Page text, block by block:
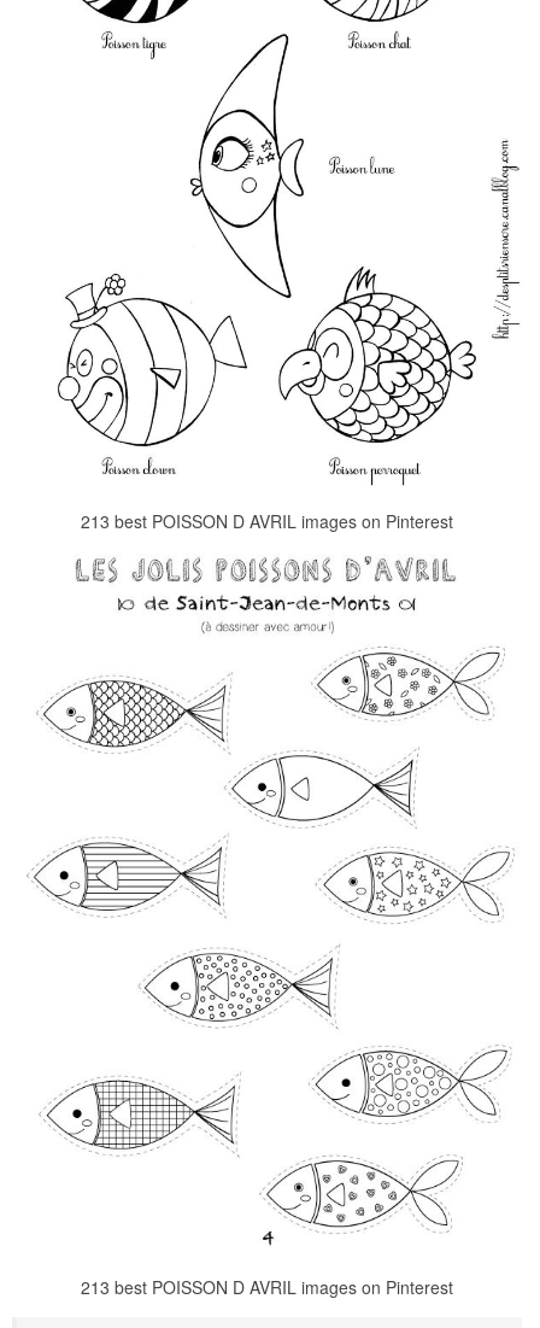
213 best POISSON D AVRIL images on Pinterest
213 best POISSON D AVRIL images on Pinterest